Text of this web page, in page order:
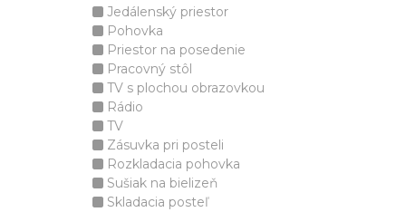
Jedálenský priestor
Pohovka
Priestor na posedenie
Pracovný stôl
TV s plochou obrazovkou
Rádio
TV
Zásuvka pri posteli
Rozkladacia pohovka
Sušiak na bielizeň
Skladacia posteľ